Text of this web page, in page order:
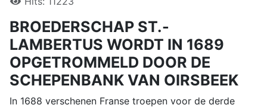
BROEDERSCHAP ST.-
LAMBERTUS WORDT IN 1689
OPGETROMMELD DOOR DE
SCHEPENBANK VAN OIRSBEEK
In 1688 verschenen Franse troepen voor de derde